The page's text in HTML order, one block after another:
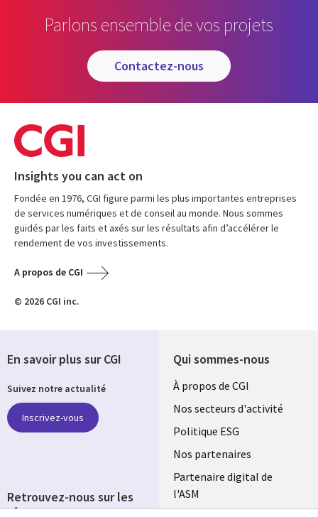
Parlons ensemble de vos projets
contactez-nous
Insights you can act on
Fondée en 1976, CGI figure parmi les plus importantes entreprises
de services numériques et de conseil au monde. Nous sommes
guidés par les faits et axés sur les résultats afin d’accélérer le
rendement de vos investissements.
A propos de CGI
© 2026 CGI inc.
Qui sommes-nous
Useful
links
FRANCE
À propos de CGI
Nos secteurs d'activité
Politique ESG
Nos partenaires
Partenaire digital de
l'ASM
En savoir plus sur CGI
Suivez notre actualité
Inscrivez-vous
Retrouvez-nous sur les
réseaux